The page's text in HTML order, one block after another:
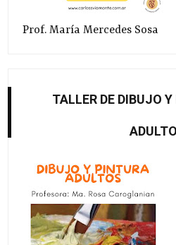
Prof. María Mercedes Sosa
TALLER DE DIBUJO